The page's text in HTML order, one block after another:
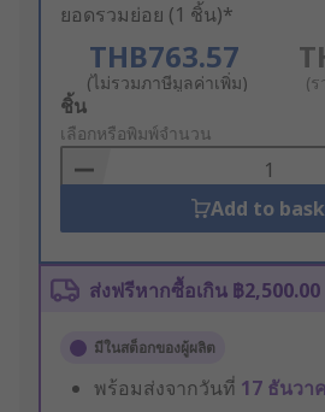
ยอดรวมย่อย (1 ชิ้น)*
THB763.57
(ไม่รวมภาษีมูลค่าเพิ่ม) (
Add
to
Basket
ชิ้น
เลือกหรือพิมพ์จำนวน
Add to
ส่งฟรีหากซื้อเกิน ฿2,500.00
มีในสต็อกของผู้ผลิต
พร้อมส่งจากวันที่ 17 ธันวา